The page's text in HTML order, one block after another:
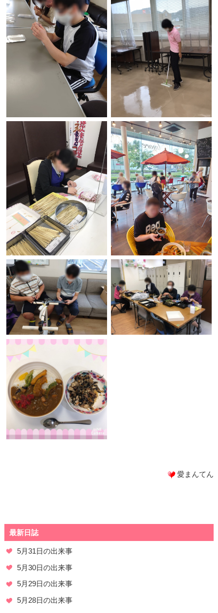
愛まんてん
最新日誌
5月31日の出来事
5月30日の出来事
5月29日の出来事
5月28日の出来事